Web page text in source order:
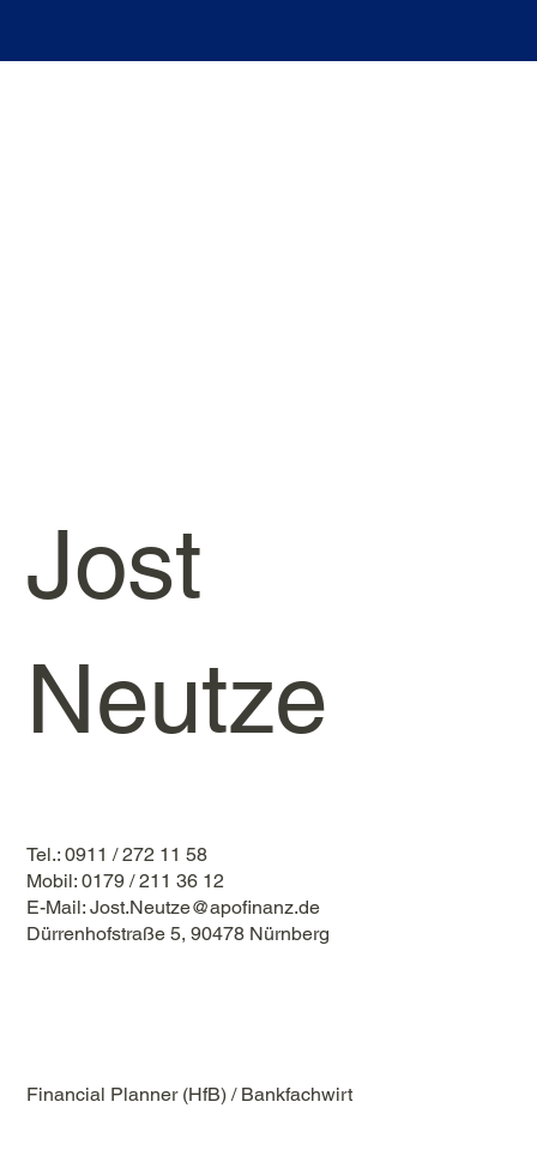
Jost
Neutze
Tel.: 0911 / 272 11 58
Mobil: 0179 / 211 36 12
E-Mail:Jost.Neutze@apofinanz.de
Dürrenhofstraße 5, 90478 Nürnberg
Financial Planner (HfB) / Bankfachwirt